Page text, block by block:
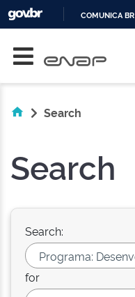
COMUNICA BR
Search
Search
Search:
for